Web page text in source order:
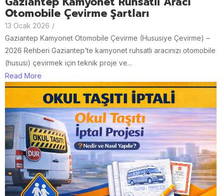
Otomobile Çevirme Şartları
13 Ocak 2026 /
Gaziantep Kamyonet Otomobile Çevirme (Hususiye Çevirme) –
2026 Rehberi Gaziantep’te kamyonet ruhsatlı aracınızı otomobile
(hususi) çevirmek için teknik proje ve...
Read More